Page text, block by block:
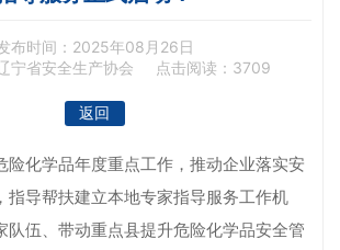
布时间：2025年08月26日
宁省安全生产协会
点击阅读：3709
返回
险化学品年度重点工作，推动企业落实安
指导帮扶建立本地专家指导服务工作机
队伍、带动重点县提升危险化学品安全管